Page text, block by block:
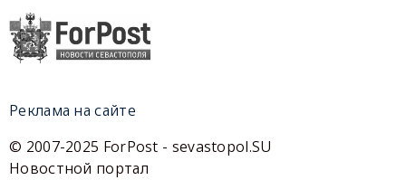
Реклама на сайте
© 2007-2025 ForPost - sevastopol.SU
Новостной портал